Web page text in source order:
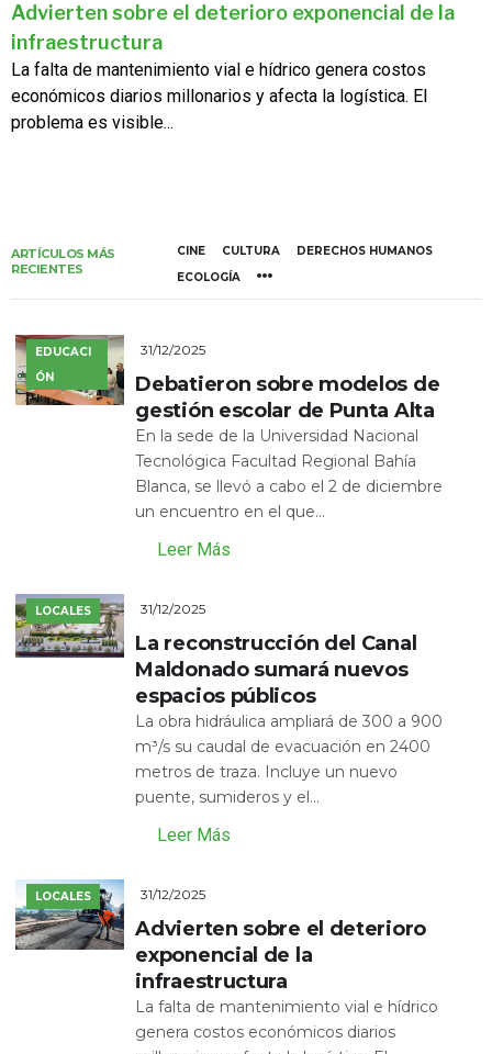
Advierten sobre el deterioro exponencial de la
infraestructura
La falta de mantenimiento vial e hídrico genera costos
económicos diarios millonarios y afecta la logística. El
problema es visible...
ARTÍCULOS MÁS
RECIENTES
CINE CULTURA
DERECHOS HUMANOS
ECOLOGÍA
EDUCACI
ÓN
31/12/2025
Debatieron sobre modelos de
gestión escolar de Punta Alta
En la sede de la Universidad Nacional
Tecnológica Facultad Regional Bahía
Blanca, se llevó a cabo el 2 de diciembre
un encuentro en el que...
Leer Más
LOCALES 31/12/2025
La reconstrucción del Canal
Maldonado sumará nuevos
espacios públicos
La obra hidráulica ampliará de 300 a 900
m³/s su caudal de evacuación en 2400
metros de traza. Incluye un nuevo
puente, sumideros y el...
Leer Más
LOCALES 31/12/2025
Advierten sobre el deterioro
exponencial de la
infraestructura
La falta de mantenimiento vial e hídrico
genera costos económicos diarios